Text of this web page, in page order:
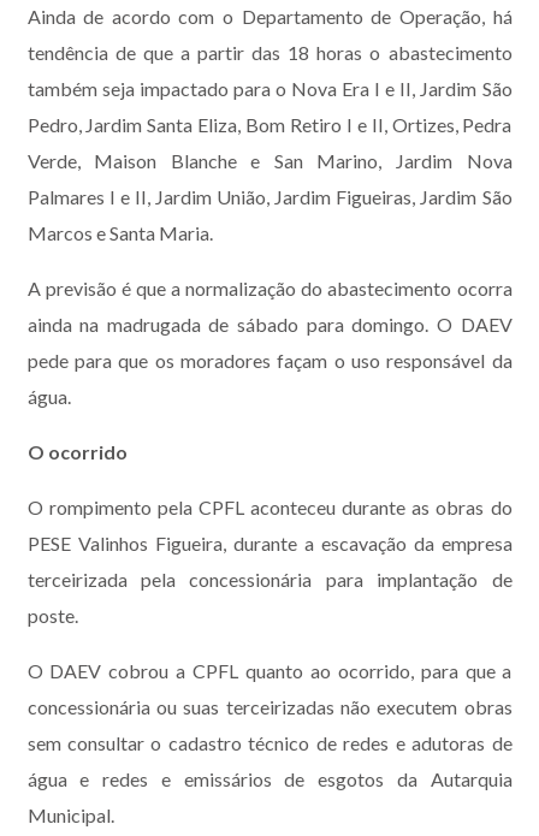
Ainda de acordo com o Departamento de Operação, há
tendência de que a partir das 18 horas o abastecimento
também seja impactado para o Nova Era I e II, Jardim São
Pedro, Jardim Santa Eliza, Bom Retiro I e II, Ortizes, Pedra
Verde, Maison Blanche e San Marino, Jardim Nova
Palmares I e II, Jardim União, Jardim Figueiras, Jardim São
Marcos e Santa Maria.
A previsão é que a normalização do abastecimento ocorra
ainda na madrugada de sábado para domingo. O DAEV
pede para que os moradores façam o uso responsável da
água.
O ocorrido
O rompimento pela CPFL aconteceu durante as obras do
PESE Valinhos Figueira, durante a escavação da empresa
terceirizada pela concessionária para implantação de
poste.
O DAEV cobrou a CPFL quanto ao ocorrido, para que a
concessionária ou suas terceirizadas não executem obras
sem consultar o cadastro técnico de redes e adutoras de
água e redes e emissários de esgotos da Autarquia
Municipal.